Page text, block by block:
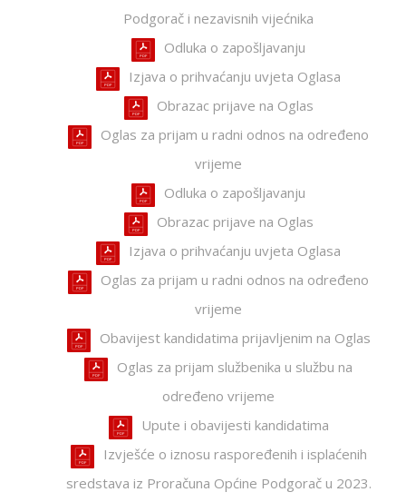
Podgorač i nezavisnih vijećnika
Odluka o zapošljavanju
Izjava o prihvaćanju uvjeta Oglasa
Obrazac prijave na Oglas
Oglas za prijam u radni odnos na određeno
vrijeme
Odluka o zapošljavanju
Obrazac prijave na Oglas
Izjava o prihvaćanju uvjeta Oglasa
Oglas za prijam u radni odnos na određeno
vrijeme
Obavijest kandidatima prijavljenim na Oglas
Oglas za prijam službenika u službu na
određeno vrijeme
Upute i obavijesti kandidatima
Izvješće o iznosu raspoređenih i isplaćenih
sredstava iz Proračuna Općine Podgorač u 2023.